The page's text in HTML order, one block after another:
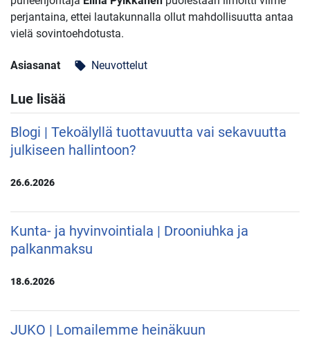
perjantaina, ettei lautakunnalla ollut mahdollisuutta antaa
vielä sovintoehdotusta.
Asiasanat local_offer Neuvottelut
Lue lisää
Blogi | Tekoälyllä tuottavuutta vai sekavuutta
julkiseen hallintoon?
26.6.2026
Kunta- ja hyvinvointiala | Drooniuhka ja
palkanmaksu
18.6.2026
JUKO | Lomailemme heinäkuun